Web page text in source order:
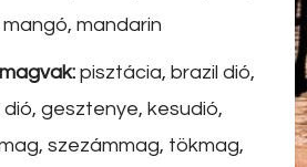
mangó, mandarin
pisztácia, brazil dió,
gesztenye, kesudió,
szezámmag, tökmag,